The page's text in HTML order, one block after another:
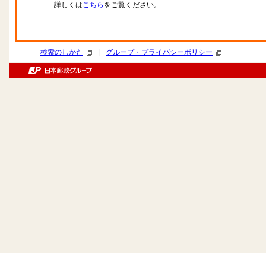
詳しくはこちら をご覧ください。
検索のしかた グループ・プライバシーポリシー